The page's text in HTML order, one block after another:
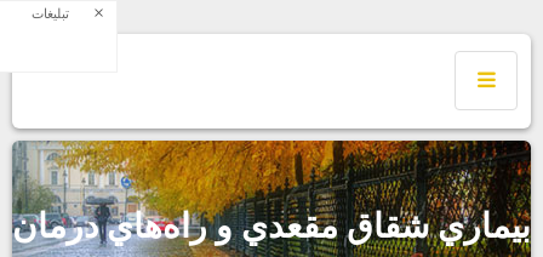
شقاق مقعدي و راه‌هاي درمان
تبلیغات